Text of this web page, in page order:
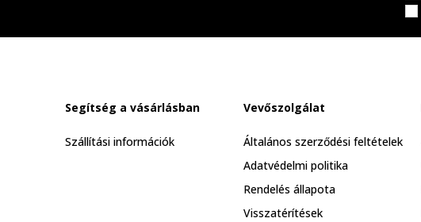
Segítség a vásárlásban
Szállítási információk
Vevőszolgálat
Általános szerződési feltételek
Adatvédelmi politika
Rendelés állapota
Visszatérítések